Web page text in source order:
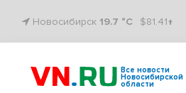
Новосибирск 19.7 °C $81.41↑
Все новости
Новосибирской
области